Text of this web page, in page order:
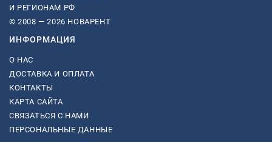
И РЕГИОНАМ РФ
© 2008 — 2026 НОВАРЕНТ
ИНФОРМАЦИЯ
О НАС
ДОСТАВКА И ОПЛАТА
КОНТАКТЫ
КАРТА САЙТА
СВЯЗАТЬСЯ С НАМИ
ПЕРСОНАЛЬНЫЕ ДАННЫЕ